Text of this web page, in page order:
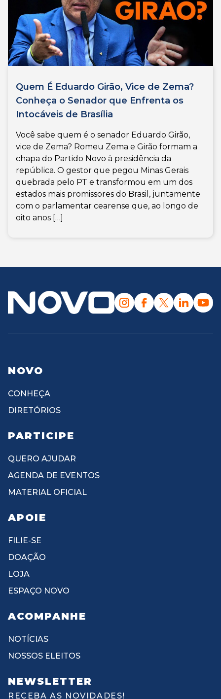
Quem É Eduardo Girão, Vice de Zema?
Conheça o Senador que Enfrenta os
Intocáveis de Brasília
Você sabe quem é o senador Eduardo Girão,
vice de Zema? Romeu Zema e Girão formam a
chapa do Partido Novo à presidência da
república. O gestor que pegou Minas Gerais
quebrada pelo PT e transformou em um dos
estados mais promissores do Brasil, juntamente
com o parlamentar cearense que, ao longo de
oito anos […]
NOVO
CONHEÇA
DIRETÓRIOS
PARTICIPE
QUERO AJUDAR
AGENDA DE EVENTOS
MATERIAL OFICIAL
APOIE
FILIE-SE
DOAÇÃO
LOJA
ESPAÇO NOVO
ACOMPANHE
NOTÍCIAS
NOSSOS ELEITOS
NEWSLETTER
RECEBA AS NOVIDADES!